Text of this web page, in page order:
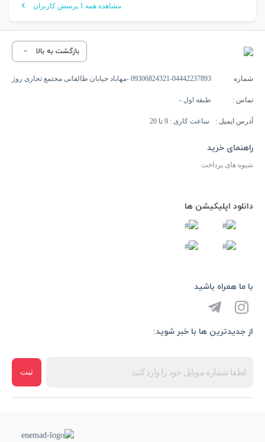
مشاهده همه 1 پرسش کاربران
بازگشت به بالا
شماره
تماس :
09306824321-04442237893 -مهاباد خیابان طالقانی مجتمع تجاری روژ
طبقه اول -
آدرس ایمیل : ساعت کاری : 9 تا 20
راهنمای خرید
شیوه های پرداخت
دانلود اپلیکیشن ها
از جدیدترین ها با خبر شوید:
ثبت
با ما همراه باشید